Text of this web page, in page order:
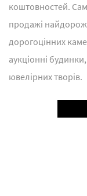
коштовностей.
продажі
дорогоцінних
аукціонні
ювелірних творів.